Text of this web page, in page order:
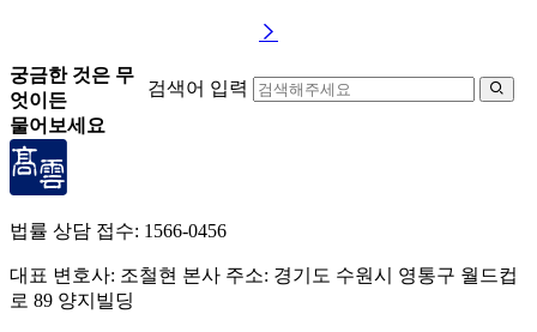

궁금한 것은 무
엇이든
물어보세요
검색어 입력 
법률 상담 접수: 1566-0456
대표 변호사: 조철현 본사 주소: 경기도 수원시 영통구 월드컵
로 89 양지빌딩